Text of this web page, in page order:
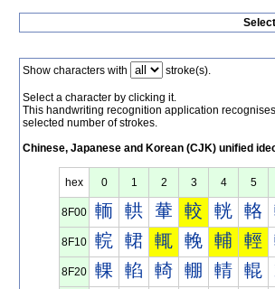
Show characters with stroke(s).
Select a character by clicking it.
This handwriting recognition application
selected number of strokes.
Chinese, Japanese and Korean (CJK) unified
hex 0 1 2 3 4 5
8F00 輀 輁 輂 較 輄 輅
8F10 輐 輑 輒 輓 輔 輕
8F20 輠 輡 輢 輣 輤 輥